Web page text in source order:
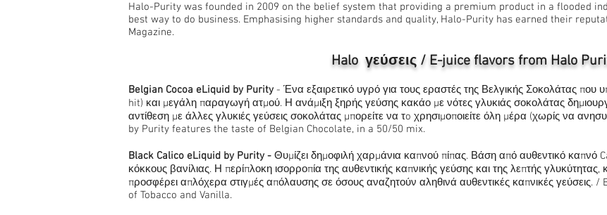
Halo-Purity was founded in 2009 on the belief system that providing a premium product in a flooded
best way to do business. Emphasising higher standards and quality, Halo-Purity has earned their
Magazine.
Halo γεύσεις / E-juice flavors from Halo
Belgian Cocoa eLiquid by Purity - Ένα εξαιρετικό υγρό για τους εραστές της Βελγικής Σοκολάτας που
hit) και μεγάλη παραγωγή ατμού. Η ανάμιξη ξηρής γεύσης κακάο με νότες γλυκιάς σοκολάτας
αντίθεση με άλλες γλυκιές γεύσεις σοκολάτας μπορείτε να τo χρησιμοποιείτε όλη μέρα (χωρίς να
by Purity features the taste of Belgian Chocolate, in a 50/50 mix.
Black Calico eLiquid by Purity - Θυμίζει δημοφιλή χαρμάνια καπνού πίπας. Βάση από αυθεντικό καπνό
κόκκους βανίλιας. Η περίπλοκη ισορροπία της αυθεντικής καπνικής γεύσης και της λεπτής
προσφέρει απλόχερα στιγμές απόλαυσης σε όσους αναζητούν αληθινά αυθεντικές καπνικές
of Tobacco and Vanilla.